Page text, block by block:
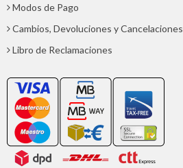
Modos de Pago
Cambios, Devoluciones y Cancelaciones
Libro de Reclamaciones